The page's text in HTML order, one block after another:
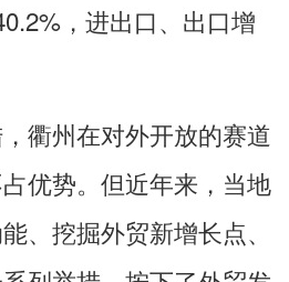
，进出口、出口增
州在对外开放的赛道
优势。但近年来，当地
、挖掘外贸新增长点、